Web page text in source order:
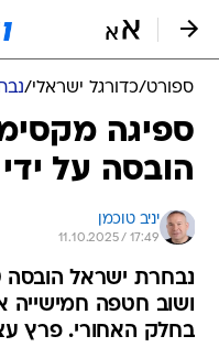
ספורט/כדורגל ישראלי/
ספיגה
הובסה על ידי
יניב טוכמן
11.10.2025 / 17:49
ושוב חטפה חמישייה
בחלק האחורי. פרץ